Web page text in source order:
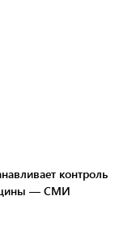
контроль
— СМИ